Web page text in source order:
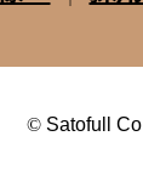
© Satofull